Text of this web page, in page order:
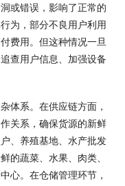
或错误，影响了正常的
为，部分不良用户利用
费用。但这种情况一旦
查用户信息、加强设备
体系。在供应链方面，
关系，确保货源的新鲜
、养殖基地、水产批发
的蔬菜、水果、肉类、
心。在仓储管理环节，